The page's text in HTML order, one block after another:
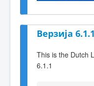
Верзија
This is the Dutch
6.1.1